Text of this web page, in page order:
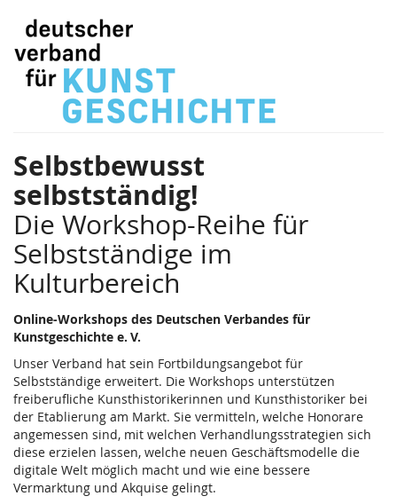
Zum
Haupt-
Inhalt
springen
Selbstbewusst
selbstständig!
Reihe
für
Selbst­
ständige
im
Kultur­
bereich
Selbstbewusst
selbstständig!
Die Workshop-Reihe für
Selbstständige im
Kulturbereich
Online-Workshops des Deutschen Verbandes für
Kunstgeschichte e. V.
Unser Ver­band hat sein Fortbildungsangebot für
Selbstständige erweitert. Die Workshops unterstützen
freiberufliche Kunsthistorikerinnen und Kunsthistoriker bei
der Etablierung am Markt. Sie vermitteln, welche Honorare
angemessen sind, mit welchen Verhandlungsstrategien sich
diese erzielen lassen, welche neuen Geschäftsmodelle die
digitale Welt möglich macht und wie eine bessere
Vermarktung und Akquise gelingt.